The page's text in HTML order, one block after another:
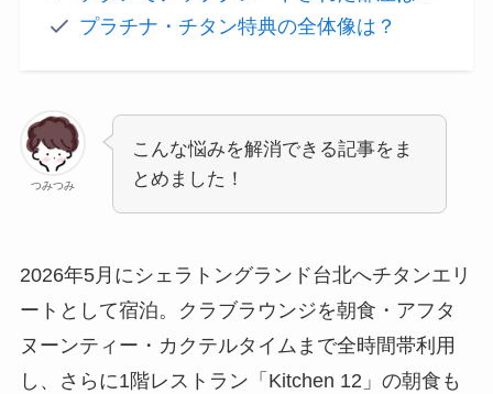
プラチナ・チタン特典の全体像は？
つみつみ
こんな悩みを解消できる記事をま
とめました！
2026年5月にシェラトングランド台北へチタンエリ
ートとして宿泊。クラブラウンジを朝食・アフタ
ヌーンティー・カクテルタイムまで全時間帯利用
し、さらに1階レストラン「Kitchen 12」の朝食も